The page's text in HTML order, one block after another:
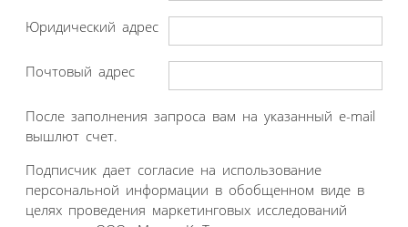
Юридический адрес
Почтовый адрес
После заполнения запроса вам на указанный e-mail
вышлют счет.
Подписчик дает согласие на использование
персональной информации в обобщенном виде в
целях проведения маркетинговых исследований